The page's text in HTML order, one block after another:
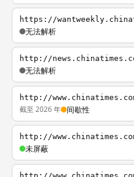
https://
无法解析
http://
无法解析
http://
截至 2026 年 间歇性
http://
未屏蔽